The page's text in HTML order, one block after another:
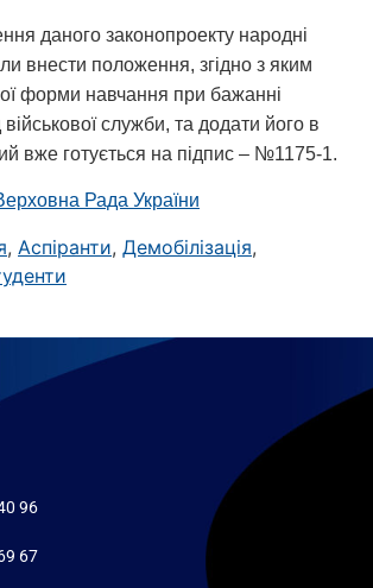
даного законопроекту народні
внести положення, згідно з яким
форми навчання при бажанні
військової служби, та додати його в
вже готується на підпис – №1175-1.
Рада України
, Аспіранти, Демобілізація,
96
67